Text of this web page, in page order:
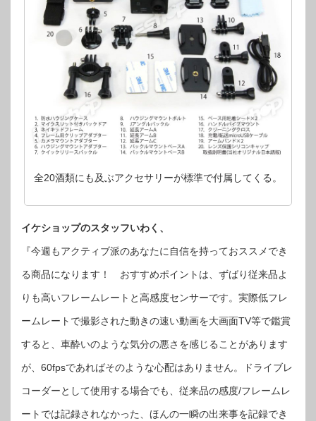
全20酒類にも及ぶアクセサリーが標準で付属してくる。
イケショップのスタッフいわく、
『今週もアクティブ派のあなたに自信を持っておススメでき
る商品になります！ おすすめポイントは、ずばり従来品よ
りも高いフレームレートと高感度センサーです。実際低フレ
ームレートで撮影された動きの速い動画を大画面TV等で鑑賞
すると、車酔いのような気分の悪さを感じることがあります
が、60fpsであればそのような心配はありません。ドライブレ
コーダーとして使用する場合でも、従来品の感度/フレームレ
ートでは記録されなかった、ほんの一瞬の出来事を記録でき